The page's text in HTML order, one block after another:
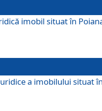
imobil situat în
a imobilului situat